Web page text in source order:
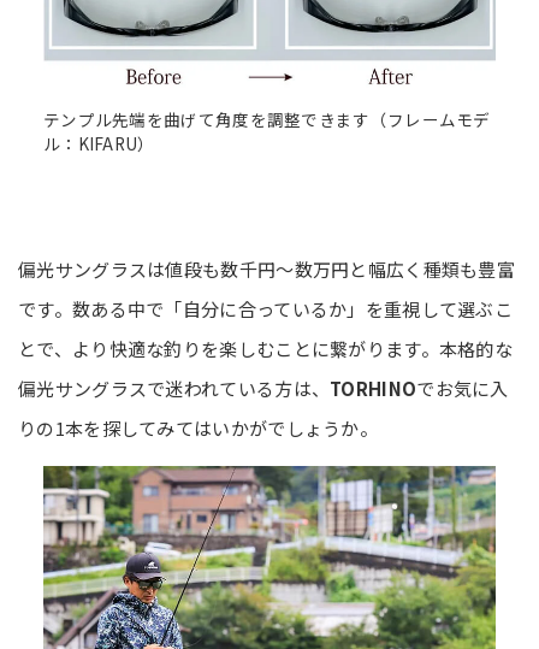
テンプル先端を曲げて角度を調整できます（フレームモデ
ル：KIFARU）
偏光サングラスは値段も数千円～数万円と幅広く種類も豊富
です。数ある中で「自分に合っているか」を重視して選ぶこ
とで、より快適な釣りを楽しむことに繋がります。本格的な
偏光サングラスで迷われている方は、 TORHINOでお気に入
りの1本を探してみてはいかがでしょうか。